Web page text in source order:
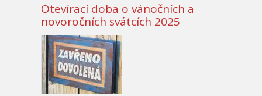
Otevírací doba o vánočních a
novoročních svátcích 2025